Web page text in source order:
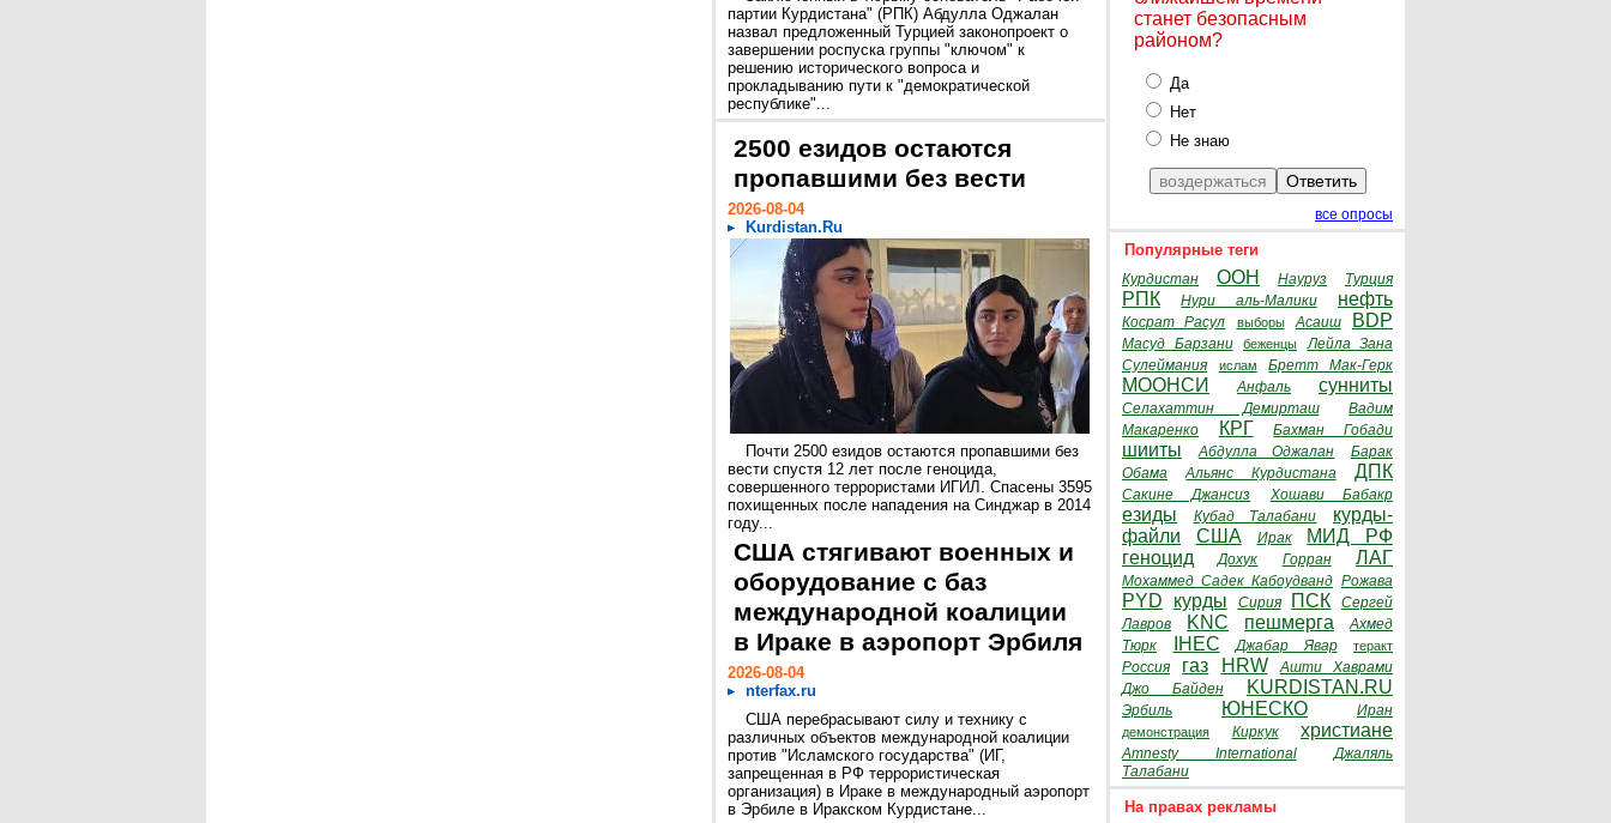
партии Курдистана" (РПК) Абдулла Оджалан
назвал предложенный Турцией законопроект о
завершении роспуска группы "ключом" к
решению исторического вопроса и
прокладыванию пути к "демократической
республике"...
2500 езидов остаются
пропавшими без вести
2026-08-04
Kurdistan.Ru
Почти 2500 езидов остаются пропавшими без
вести спустя 12 лет после геноцида,
совершенного террористами ИГИЛ. Спасены 3595
похищенных после нападения на Синджар в 2014
году...
США стягивают военных и
оборудование с баз
международной коалиции
в Ираке в аэропорт Эрбиля
2026-08-04
nterfax.ru
США перебрасывают силу и технику с
различных объектов международной коалиции
против "Исламского государства" (ИГ,
запрещенная в РФ террористическая
организация) в Ираке в международный аэропорт
в Эрбиле в Иракском Курдистане...
станет безопасным
районом?
Да
Нет
Не знаю
все опросы
Популярные теги
Курдистан ООН Науруз Турция
РПК Нури аль-Малики нефть
Косрат Расул выборы Асаиш BDP
Масуд Барзани беженцы
Лейла Зана
Сулеймания
ислам Бретт Мак-Герк
МООНСИ Анфаль сунниты
Селахаттин Демирташ
Вадим
Макаренко
КРГ Бахман Гобади
шииты Абдулла Оджалан
Барак
Обама
Альянс Курдистана ДПК
Сакине Джансиз Хошави Бабакр
езиды Кубад Талабани
курды-
файли
США Ирак
МИД РФ
геноцид
Дохук Горран ЛАГ
Мохаммед Садек Кабоудванд Рожава
PYD курды Сирия ПСК
Сергей
Лавров
KNC пешмерга
Ахмед
Тюрк
IHEC Джабар Явар теракт
Россия газ HRW
Ашти Хаврами
Джо Байден
KURDISTAN.RU
Эрбиль ЮНЕСКО Иран
демонстрация Киркук христиане
Amnesty International
Джаляль
Талабани
На правах рекламы